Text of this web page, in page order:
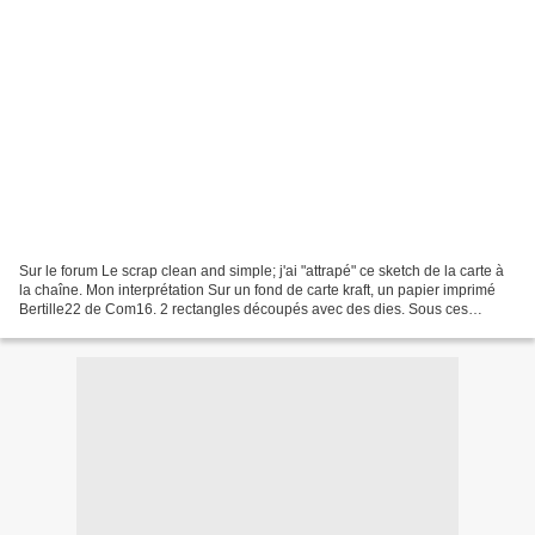
Sur le forum Le scrap clean and simple; j'ai "attrapé" ce sketch de la carte à
la chaîne. Mon interprétation Sur un fond de carte kraft, un papier imprimé
Bertille22 de Com16. 2 rectangles découpés avec des dies. Sous ces